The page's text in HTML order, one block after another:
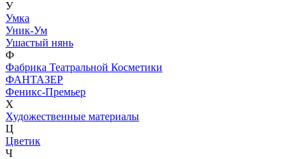
У
Умка
Уник-Ум
Ушастый нянь
Ф
Фабрика Театральной Косметики
ФАНТАЗЕР
Феникс-Премьер
Х
Художественные материалы
Ц
Цветик
Ч